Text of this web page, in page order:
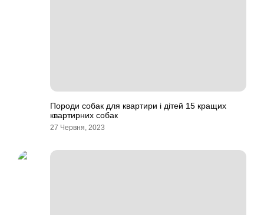
Породи собак для квартири і дітей 15 кращих
квартирних собак
27 Червня, 2023